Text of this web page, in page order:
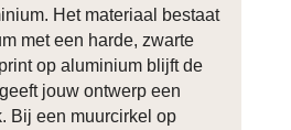
Het materiaal bestaat
met een harde, zwarte
op aluminium blijft de
jouw ontwerp een
Bij een muurcirkel op